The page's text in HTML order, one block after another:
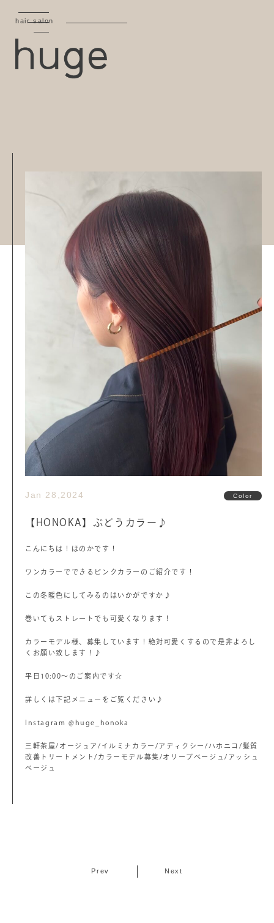
hair salon
Jan 28,2024 Color
【HONOKA】ぶどうカラー♪
こんにちは！ほのかです！
ワンカラーでできるピンクカラーのご紹介です！
この冬暖色にしてみるのはいかがですか♪
巻いてもストレートでも可愛くなります！
カラーモデル様、募集しています！絶対可愛くするので是非よろし
くお願い致します！♪
平日10:00〜のご案内です☆
詳しくは下記メニューをご覧ください♪
Instagram @huge_honoka
三軒茶屋/オージュア/イルミナカラー/アディクシー/ハホニコ/髪質
改善トリートメント/カラーモデル募集/オリーブベージュ/アッシュ
ベージュ
Prev Next